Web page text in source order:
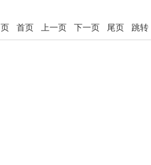
页 首页 上一页 下一页 尾页 跳转